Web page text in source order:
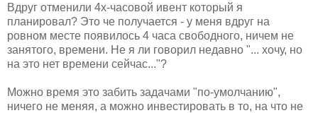
Вдруг отменили 4х-часовой ивент который я
планировал? Это че получается - у меня вдруг на
ровном месте появилось 4 часа свободного, ничем не
занятого, времени. Не я ли говорил недавно "... хочу, но
на это нет времени сейчас..."?
Можно время это забить задачами "по-умолчанию",
ничего не меняя, а можно инвестировать в то, на что не